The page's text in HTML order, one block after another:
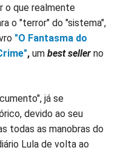
o que realmente
o "terror" do "sistema",
"O Fantasma do
, um best seller no
já se
devido ao seu
todas as manobras do
Lula de volta ao